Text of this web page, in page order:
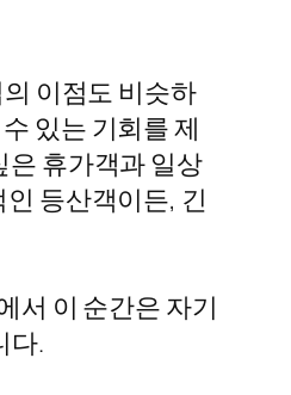
이점도 비슷하
있는 기회를 제
은 휴가객과 일상
등산객이든, 긴
서 이 순간은 자기
다.